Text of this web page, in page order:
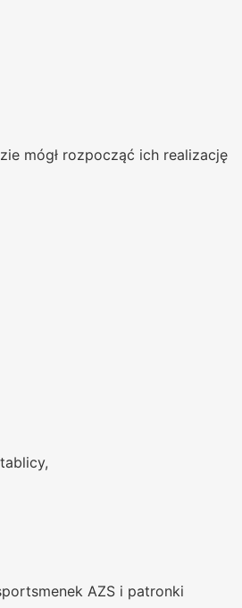
mógł rozpocząć ich realizację
AZS i patronki